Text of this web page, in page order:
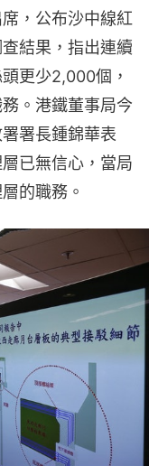
，公布沙中線紅
結果，指出連續
更少2,000個，
。港鐵董事局今
署長鍾錦華表
已無信心，當局
的職務。